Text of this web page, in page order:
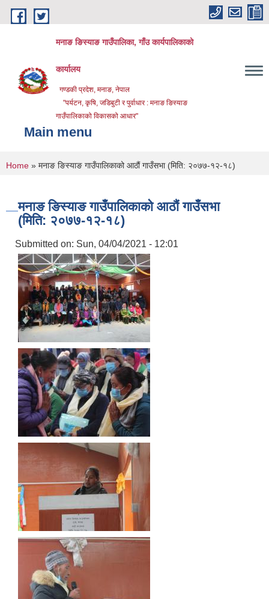
Skip to main content
मनाङ ङिस्याङ गाउँपालिका, गाँउ कार्यपालिकाको
कार्यालय
गण्डकी प्रदेश, मनाङ, नेपाल
"पर्यटन, कृषि, जडिबुटी र पुर्वाधार : मनाङ ङिस्याङ
गाउँपालिकाको विकासको आधार"
Main menu
You are here
Home » मनाङ ङिस्याङ गाउँपालिकाको आठौं गाउँसभा (मिति: २०७७-१२-१८)
मनाङ ङिस्याङ गाउँपालिकाको आठौं गाउँसभा
(मिति: २०७७-१२-१८)
Submitted on: Sun, 04/04/2021 - 12:01